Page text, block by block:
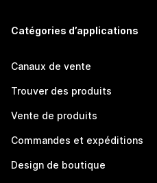
Catégories d’applications
Canaux de vente
Trouver des produits
Vente de produits
Commandes et expéditions
Design de boutique